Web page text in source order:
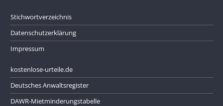
Stichwortverzeichnis
Datenschutzerklärung
Impressum
kostenlose-urteile.de
Deutsches Anwaltsregister
DAWR-Mietminderungstabelle